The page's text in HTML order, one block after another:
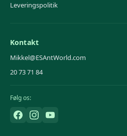
Leveringspolitik
Kontakt
Mikkel@ESAntWorld.com
20 73 71 84
Følg os: